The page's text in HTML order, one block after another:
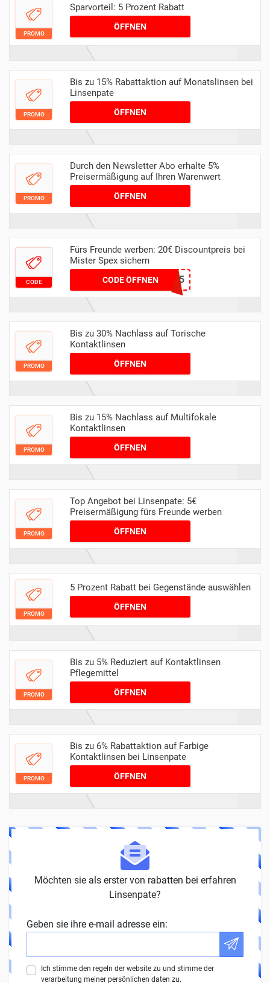
PROMO
Sparvorteil: 5 Prozent Rabatt
ÖFFNEN
PROMO
Bis zu 15% Rabattaktion auf Monatslinsen bei
Linsenpate
ÖFFNEN
PROMO
Durch den Newsletter Abo erhalte 5%
Preisermäßigung auf Ihren Warenwert
ÖFFNEN
CODE
Fürs Freunde werben: 20€ Discountpreis bei
Mister Spex sichern
CODE ÖFFNEN
206671OTK5
PROMO
Bis zu 30% Nachlass auf Torische
Kontaktlinsen
ÖFFNEN
PROMO
Bis zu 15% Nachlass auf Multifokale
Kontaktlinsen
ÖFFNEN
PROMO
Top Angebot bei Linsenpate: 5€
Preisermäßigung fürs Freunde werben
ÖFFNEN
PROMO
5 Prozent Rabatt bei Gegenstände auswählen
ÖFFNEN
PROMO
Bis zu 5% Reduziert auf Kontaktlinsen
Pflegemittel
ÖFFNEN
PROMO
Bis zu 6% Rabattaktion auf Farbige
Kontaktlinsen bei Linsenpate
ÖFFNEN
Möchten sie als erster von rabatten bei erfahren
Linsenpate?
Geben sie ihre e-mail adresse ein:
Ich stimme den regeln der website zu und stimme der
verarbeitung meiner persönlichen daten zu.